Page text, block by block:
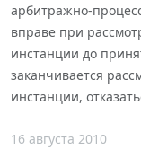
арбитражно-
вправе при
инстанции до
заканчивается
инстанции,
16 августа 2010